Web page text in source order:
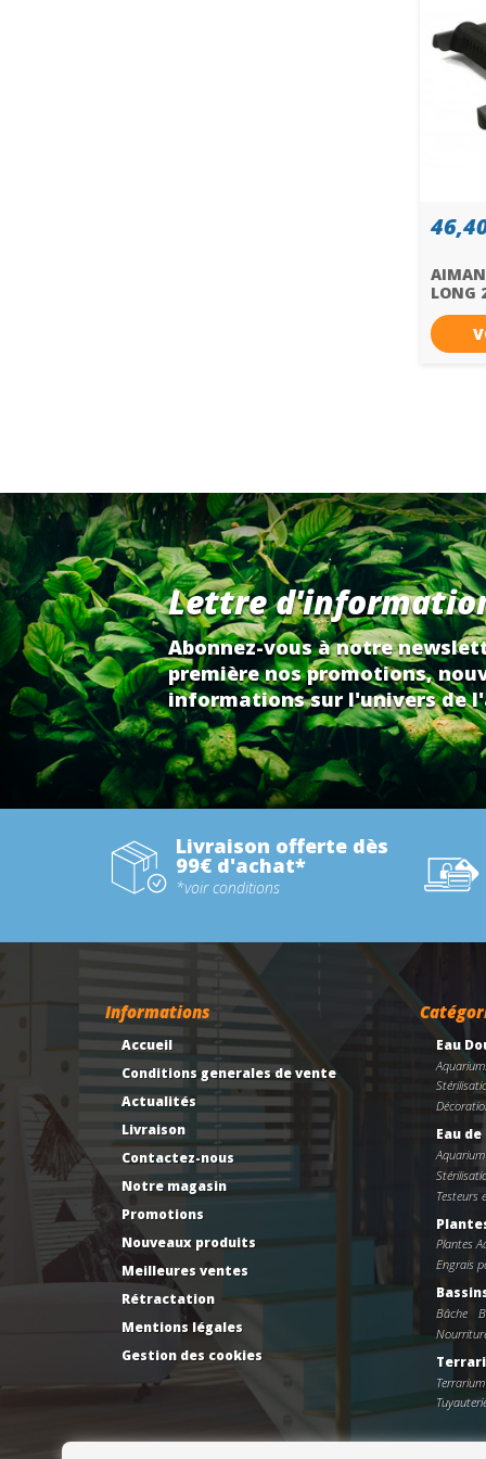
LONG
Lettre
Abonnez-vous à notre
première nos promotions,
informations sur l'univers de
Livraison offerte dès
99€ d'achat*
*voir conditions
Informations
Accueil
Conditions generales de vente
Actualités
Livraison
Contactez-nous
Notre magasin
Promotions
Nouveaux produits
Meilleures ventes
Rétractation
Mentions légales
Gestion des cookies
Eau
Eau
Aquarium
Testeurs
Plantes
Engrais
Bâche
Terrarium